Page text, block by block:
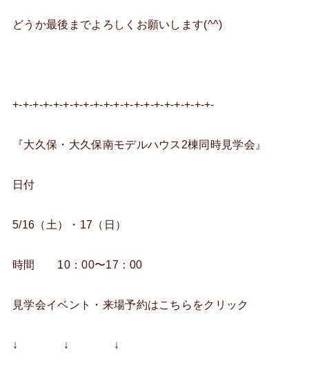
どうか最後までよろしくお願いします(^^)
+-+-+-+-+-+-+-+-+-+-+-+-+-+-+-+-+-+-+-+-
『大久保・大久保南モデルハウス2棟同時見学会』
日付
5/16（土）・17（日）
時間 10：00〜17：00
見学会イベント・来場予約はこちらをクリック
↓ ↓ ↓